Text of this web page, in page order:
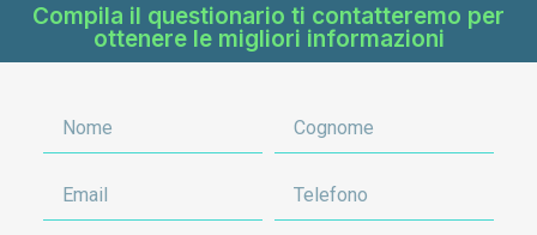
Compila il questionario ti contatteremo per
ottenere le migliori informazioni